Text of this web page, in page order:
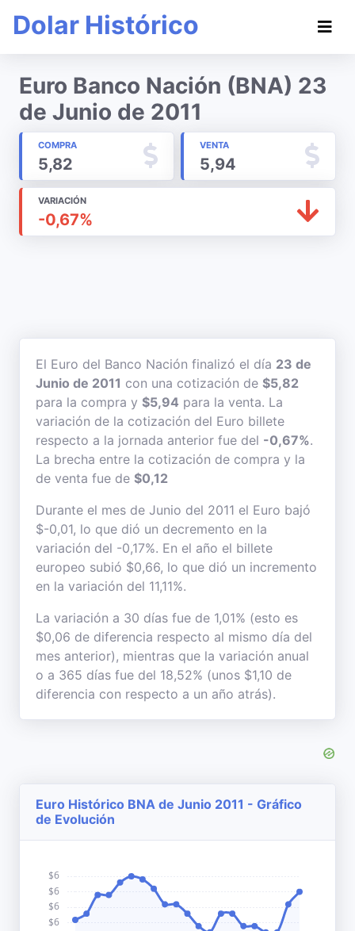
Dolar Histórico
Euro Banco Nación (BNA) 23
de Junio de 2011
COMPRA
5,82
VENTA
5,94
VARIACIÓN
-0,67%
El Euro del Banco Nación finalizó el día 23 de
Junio de 2011 con una cotización de $5,82
para la compra y $5,94 para la venta. La
variación de la cotización del Euro billete
respecto a la jornada anterior fue del -0,67%.
La brecha entre la cotización de compra y la
de venta fue de $0,12
Durante el mes de Junio del 2011 el Euro bajó
$-0,01, lo que dió un decremento en la
variación del -0,17%. En el año el billete
europeo subió $0,66, lo que dió un incremento
en la variación del 11,11%.
La variación a 30 días fue de 1,01% (esto es
$0,06 de diferencia respecto al mismo día del
mes anterior), mientras que la variación anual
o a 365 días fue del 18,52% (unos $1,10 de
diferencia con respecto a un año atrás).
Euro Histórico BNA de Junio 2011 - Gráfico
de Evolución